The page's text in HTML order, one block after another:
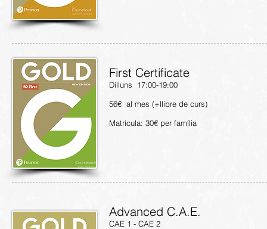
First Certificate
Dilluns 17:00-19:00
56€ al mes (+llibre de curs)
Matrícula: 30€ per família
Advanced C.A.E.
CAE 1 - CAE 2